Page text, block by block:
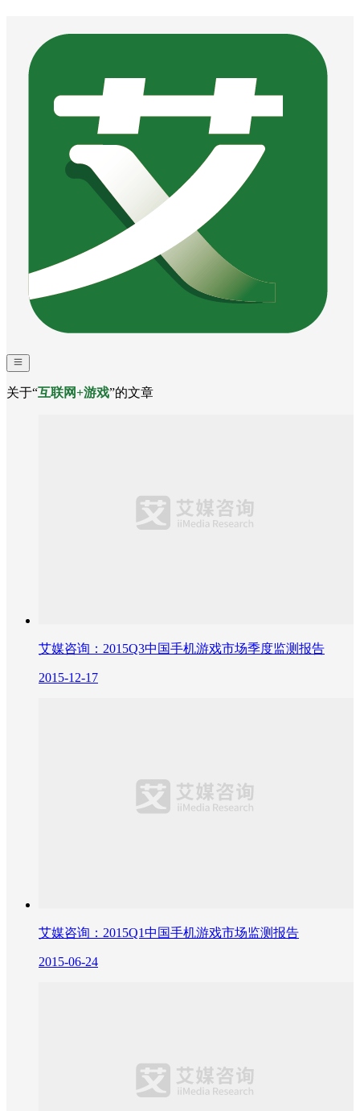
关于“互联网+游戏”的文章
艾媒咨询：2015Q3中国手机游戏市场季度监测报告
2015-12-17
艾媒咨询：2015Q1中国手机游戏市场监测报告
2015-06-24